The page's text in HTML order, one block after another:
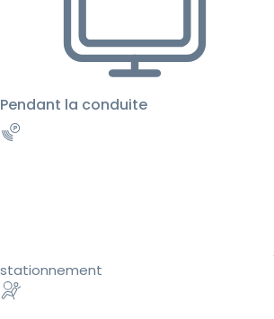
Pendant la conduite
stationnement